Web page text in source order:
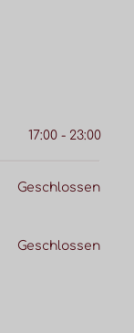
17:00 - 23:00
Geschlossen
Geschlossen